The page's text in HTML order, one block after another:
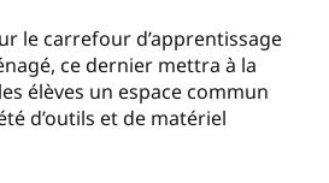
le carrefour d’apprentissage
ce dernier mettra à la
élèves un espace commun
d’outils et de matériel